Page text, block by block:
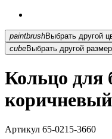
paintbrush
cubeВыбрать другой размер
Кольцо для
Артикул 65-0215-3660